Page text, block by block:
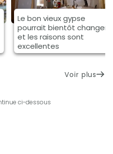
Le bon vieux gypse
pourrait bientôt changer
et les raisons sont
excellentes
Voir plus
ci-dessous